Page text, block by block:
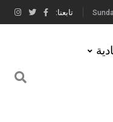
تابعنا: